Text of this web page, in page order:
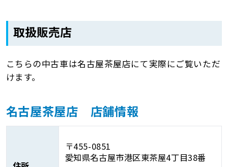
取扱販売店
こちらの中古車は名古屋茶屋店にて実際にご覧いただ
けます。
名古屋茶屋店 店舗情報
〒455-0851
愛知県名古屋市港区東茶屋4丁目38番